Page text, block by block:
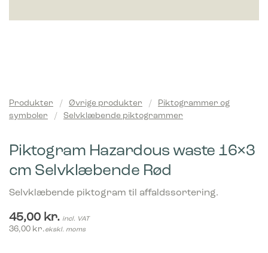
Produkter / Øvrige produkter /
Piktogrammer og
symboler
/ Selvklæbende piktogrammer
Piktogram Hazardous waste 16×3
cm Selvklæbende Rød
Selvklæbende piktogram til affaldssortering.
45,00 kr. incl. VAT
36,00 kr.ekskl. moms